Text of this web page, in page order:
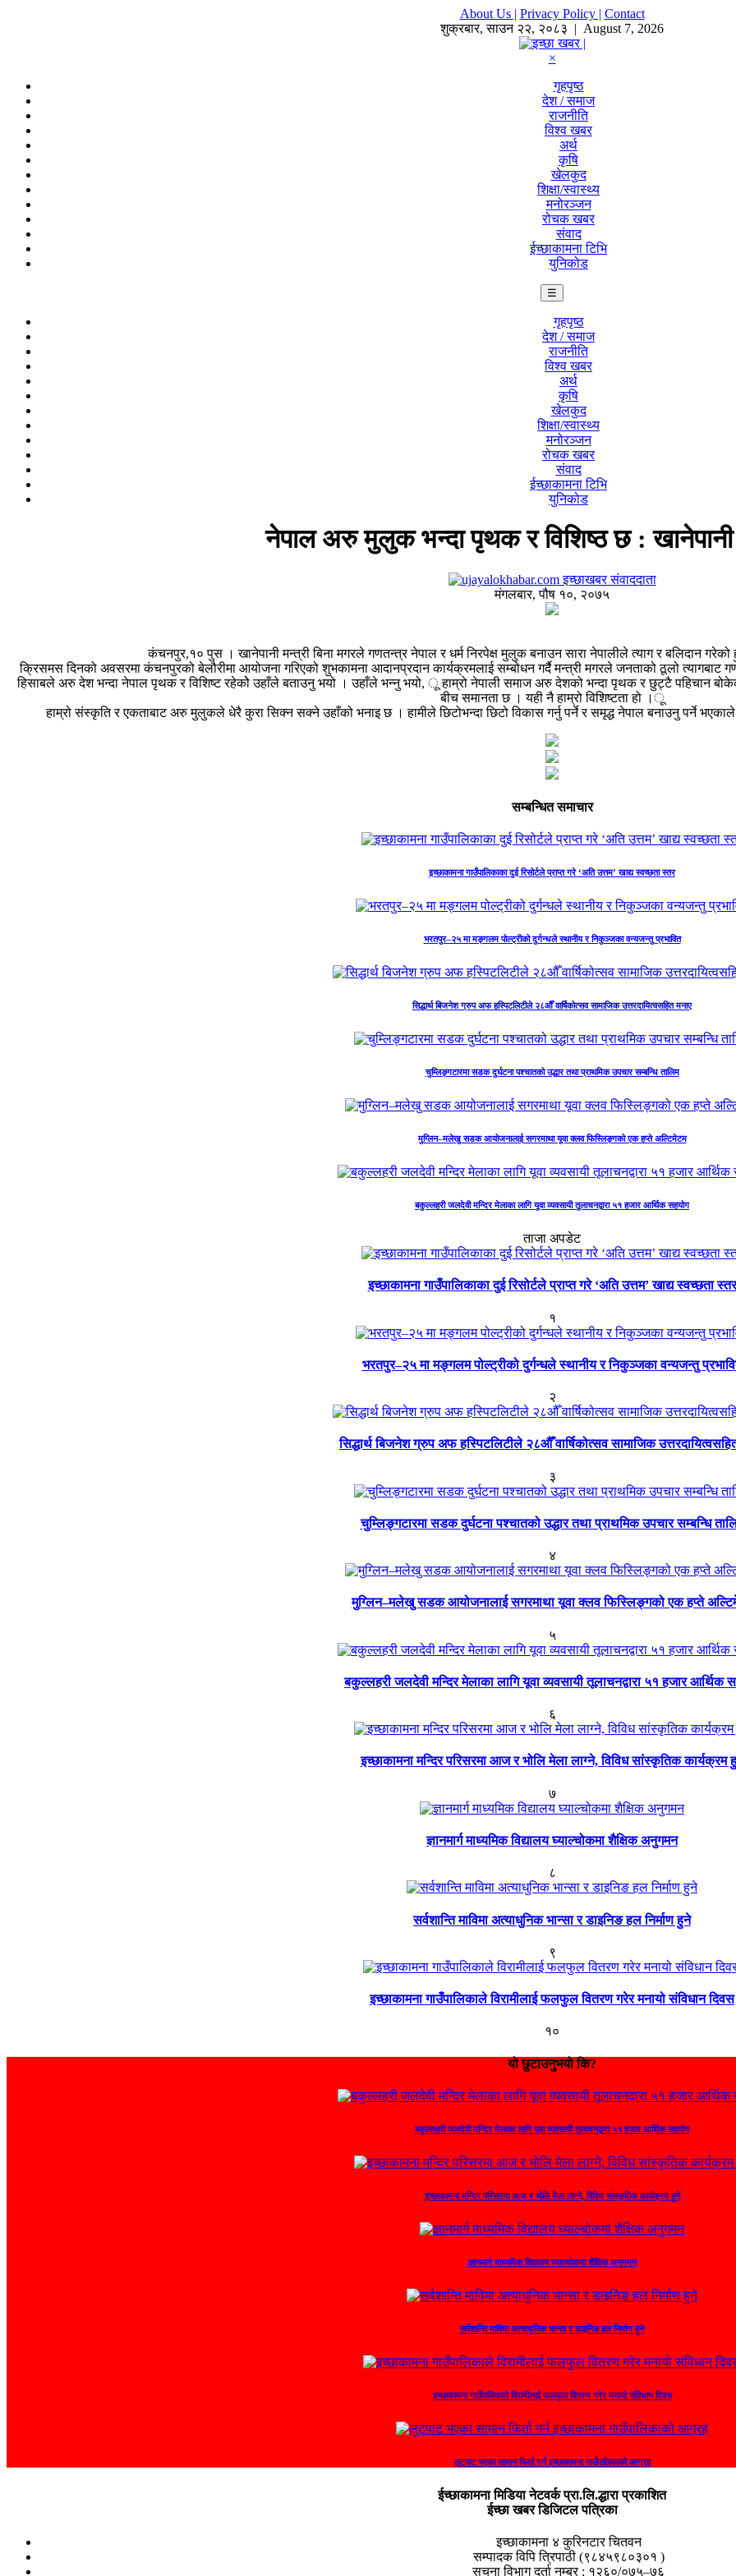
About Us | Privacy Policy | Contact
शुक्रबार,साउन २२, २०८३ | August 7, 2026
×
गृहपृष्ठ
देश / समाज
राजनीति
विश्व खबर
अर्थ
कृषि
खेलकुद
शिक्षा/स्वास्थ्य
मनोरञ्जन
रोचक खबर
संवाद
ईच्छाकामना टिभि
युनिकोड
☰
गृहपृष्ठ
देश / समाज
राजनीति
विश्व खबर
अर्थ
कृषि
खेलकुद
शिक्षा/स्वास्थ्य
मनोरञ्जन
रोचक खबर
संवाद
ईच्छाकामना टिभि
युनिकोड
नेपाल अरु मुलुक भन्दा पृथक र विशिष्ठ छ : खानेपानी
इच्छाखबर संवाददाता
मंगलबार, पौष १०, २०७५
कंचनपुर,१० पुस । खानेपानी मन्त्री बिना मगरले गणतन्त्र नेपाल र धर्म निरपेक्ष मुलुक बनाउन सारा नेपालीले त्याग र बलिदान
क्रिसमस दिनको अवसरमा कंचनपुरको बेलौरीमा आयोजना गरिएको शुभकामना आदानप्रदान कार्यक्रमलाई सम्बोधन गर्दै मन्त्री मगरले जनताको ठूलो त्यागबाट
हिसाबले अरु देश भन्दा नेपाल पृथक र विशिष्ट रहेकोे उहाँले बताउनु भयो । उहाँले भन्नु भयो, ू हाम्रो नेपाली समाज अरु देशको भन्दा पृथक र छुट्टै पहिचान
बीच समानता छ । यही नै हाम्रो विशिष्टता हो ।ू
हाम्रो संस्कृति र एकताबाट अरु मुलुकले धेरै कुरा सिक्न सक्ने उहाँको भनाइ छ । हामीले छिटोभन्दा छिटो विकास गर्नु पर्ने र समृद्ध नेपाल बनाउनु पर्ने
सम्बन्धित समाचार
इच्छाकामना गाउँपालिकाका दुई रिसोर्टले प्राप्त गरे ‘अति उत्तम’ खाद्य स्वच्छता स्तर
भरतपुर–२५ मा मङ्गलम पोल्ट्रीको दुर्गन्धले स्थानीय र निकुञ्जका वन्यजन्तु प्रभावित
सिद्धार्थ बिजनेश ग्रुप अफ हस्पिटलिटीले २८औँ वार्षिकोत्सव सामाजिक उत्तरदायित्वसहित मनाए
चुम्लिङ्गटारमा सडक दुर्घटना पश्चातको उद्धार तथा प्राथमिक उपचार सम्बन्धि तालिम
मुग्लिन–मलेखु सडक आयोजनालाई सगरमाथा यूवा क्लव फिस्लिङ्गको एक हप्ते अल्टिमेटम
बकुल्लहरी जलदेवी मन्दिर मेलाका लागि यूवा व्यवसायी तूलाचनद्वारा ५१ हजार आर्थिक सहयोग
ताजा अपडेट
इच्छाकामना गाउँपालिकाका दुई रिसोर्टले प्राप्त गरे ‘अति उत्तम’ खाद्य स्वच्छता स्तर
१
भरतपुर–२५ मा मङ्गलम पोल्ट्रीको दुर्गन्धले स्थानीय र निकुञ्जका वन्यजन्तु
२
सिद्धार्थ बिजनेश ग्रुप अफ हस्पिटलिटीले २८औँ वार्षिकोत्सव सामाजिक
३
चुम्लिङ्गटारमा सडक दुर्घटना पश्चातको उद्धार तथा प्राथमिक उपचार सम्बन्धि
४
मुग्लिन–मलेखु सडक आयोजनालाई सगरमाथा यूवा क्लव फिस्लिङ्गको एक हप्ते
५
बकुल्लहरी जलदेवी मन्दिर मेलाका लागि यूवा व्यवसायी तूलाचनद्वारा ५१ हजार आर्थिक
६
इच्छाकामना मन्दिर परिसरमा आज र भोलि मेला लाग्ने, विविध सांस्कृतिक कार्यक्रम
७
ज्ञानमार्ग माध्यमिक विद्यालय घ्याल्चोकमा शैक्षिक अनुगमन
८
सर्वशान्ति माविमा अत्याधुनिक भान्सा र डाइनिङ हल निर्माण हुने
९
इच्छाकामना गाउँपालिकाले विरामीलाई फलफुल वितरण गरेर मनायो संविधान दिवस
१०
यो छुटाउनुभयो कि?
बकुल्लहरी जलदेवी मन्दिर मेलाका लागि यूवा व्यवसायी तूलाचनद्वारा ५१ हजार आर्थिक सहयोग
इच्छाकामना मन्दिर परिसरमा आज र भोलि मेला लाग्ने, विविध सांस्कृतिक कार्यक्रम हुने
ज्ञानमार्ग माध्यमिक विद्यालय घ्याल्चोकमा शैक्षिक अनुगमन
सर्वशान्ति माविमा अत्याधुनिक भान्सा र डाइनिङ हल निर्माण हुने
इच्छाकामना गाउँपालिकाले विरामीलाई फलफुल वितरण गरेर मनायो संविधान दिवस
लुटपाट भएका सामान फिर्ता गर्न इच्छाकामना गाउँपालिकाको आग्रह
ईच्छाकामना मिडिया नेटवर्क प्रा.लि.द्धारा प्रकाशित
ईच्छा खबर डिजिटल पत्रिका
इच्छाकामना ४ कुरिनटार चितवन
सम्पादक विपि त्रिपाठी (९८४५९८०३०१ )
सुचना विभाग दर्ता नम्बर : १२६०/०७५–७६